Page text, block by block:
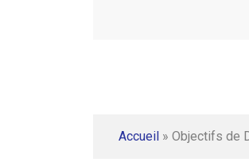
Accueil » Objectifs de